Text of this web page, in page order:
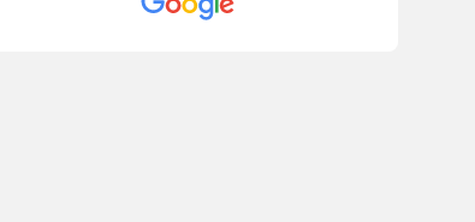
Darüber hinaus ist sie eine sehr hübsche,